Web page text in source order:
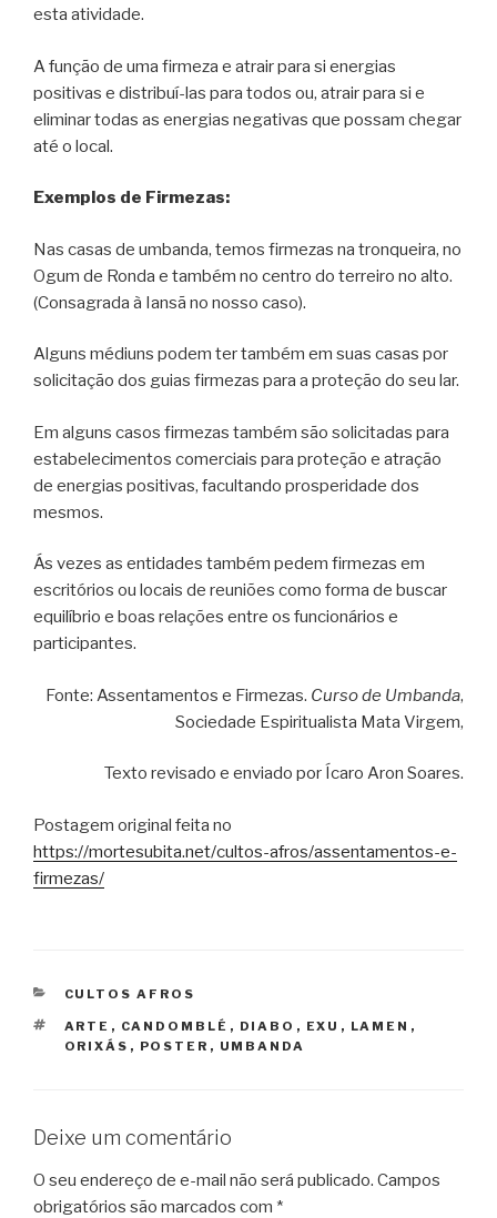
esta atividade.
A função de uma firmeza e atrair para si energias
positivas e distribuí-las para todos ou, atrair para si e
eliminar todas as energias negativas que possam chegar
até o local.
Exemplos de Firmezas:
Nas casas de umbanda, temos firmezas na tronqueira, no
Ogum de Ronda e também no centro do terreiro no alto.
(Consagrada à Iansã no nosso caso).
Alguns médiuns podem ter também em suas casas por
solicitação dos guias firmezas para a proteção do seu lar.
Em alguns casos firmezas também são solicitadas para
estabelecimentos comerciais para proteção e atração
de energias positivas, facultando prosperidade dos
mesmos.
Ás vezes as entidades também pedem firmezas em
escritórios ou locais de reuniões como forma de buscar
equilíbrio e boas relações entre os funcionários e
participantes.
Fonte: Assentamentos e Firmezas. Curso de Umbanda,
Sociedade Espiritualista Mata Virgem,
Texto revisado e enviado por Ícaro Aron Soares.
Postagem original feita no
https://mortesubita.net/cultos-afros/assentamentos-e-
firmezas/
CATEGORIAS
CULTOS AFROS
TAGS
ARTE , CANDOMBLÉ , DIABO , EXU , LAMEN ,
ORIXÁS , POSTER , UMBANDA
Deixe um comentário
O seu endereço de e-mail não será publicado. Campos
obrigatórios são marcados com *